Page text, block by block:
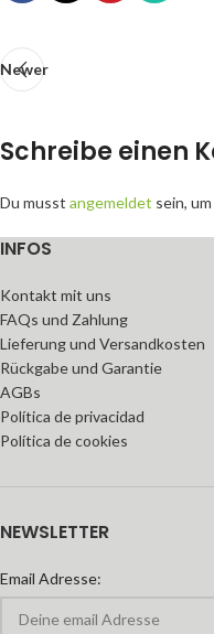
Newer
Schreibe einen
Du musst angemeldet sein,
INFOS
Kontakt mit uns
FAQs und Zahlung
Lieferung und Versandkosten
Rückgabe und Garantie
AGBs
Política de privacidad
Política de cookies
NEWSLETTER
Email Adresse: